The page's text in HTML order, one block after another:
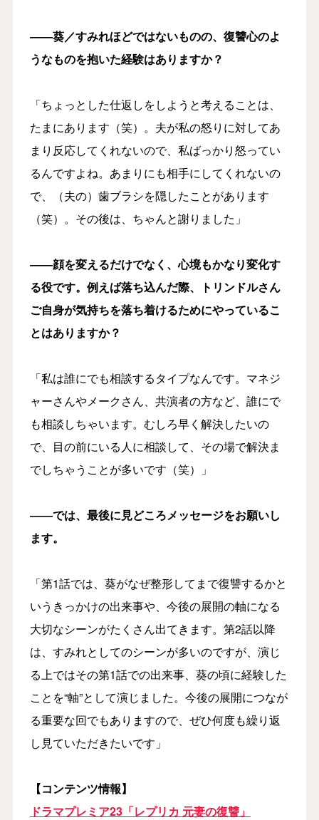
――葵／すみれほどではないものの、復讐心のよ
うなものを抱いた経験はありますか？
「ちょっとした仕返しをしようと考えることは、
たまにあります（笑）。夫が私の怒りに対してあ
まり反応してくれないので、私ばっかり怒ってい
るんですよね。あまりにも相手にしてくれないの
で、（夫の）歯ブラシを隠したことがあります
（笑）。その後は、ちゃんと謝りました」
――顔を変えるだけでなく、心境もかなり変化す
る役です。例えば落ち込んだ際、トリンドルさん
ご自身が気持ちを落ち着けるためにやっているこ
とはありますか？
「私は誰にでも相談するタイプなんです。マネジ
ャーさんやメークさん、共演者の方など、誰にで
も相談しちゃいます。むしろ早く解決したいの
で、目の前にいる人に相談して、その場で解決ま
でしちゃうことが多いです（笑）」
――では、最後に見どころメッセージをお願いし
ます。
「第1話では、葵がなぜ整形してまで復讐するかと
いうきっかけの出来事や、今後の展開の軸になる
大切なシーンがたくさん出てきます。第2話以降
は、すみれとしてのシーンが多いのですが、演じ
る上ではその第1話での出来事、葵の頃に経験した
ことを“軸”として演じました。今後の展開につなが
る重要な回でもありますので、ぜひ何度も繰り返
し見ていただきたいです」
【コンテンツ情報】
ドラマプレミア23「レプリカ 元妻の復讐」